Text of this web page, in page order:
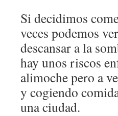
Si decidimos
veces podemos
descansar a la
hay unos riscos
alimoche pero a
y cogiendo
una ciudad.